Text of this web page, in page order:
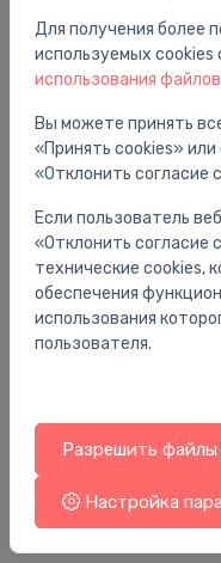
Вам также
Комплектующие
iebūvējamā
Bidette ar
40.00 €
Для получения более
используемых cookies
использования
Вы можете принять
«Принять cookies»
«Отклонить согласие
Если пользователь
«Отклонить согласие
технические cookies,
обеспечения
использования
пользователя.
Разрешить файлы
Настройка